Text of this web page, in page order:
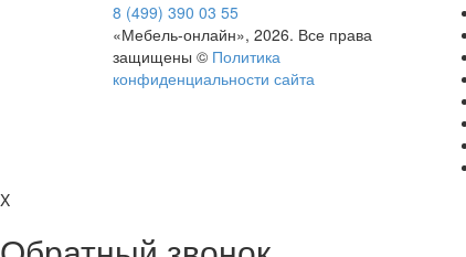
8 (499) 390 03 55
«Мебель-онлайн», 2026. Все права
защищены © Политика
конфиденциальности сайта
X